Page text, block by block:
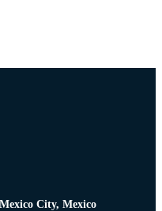
City, Mexico